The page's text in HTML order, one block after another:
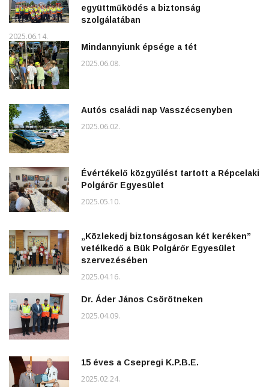
együttműködés a biztonság
szolgálatában
2025.06.14.
Mindannyiunk épsége a tét
2025.06.08.
Autós családi nap Vasszécsenyben
2025.06.02.
Évértékelő közgyűlést tartott a Répcelaki
Polgárőr Egyesület
2025.05.10.
„Közlekedj biztonságosan két keréken”
vetélkedő a Bük Polgárőr Egyesület
szervezésében
2025.04.16.
Dr. Áder János Csörötneken
2025.04.09.
15 éves a Csepregi K.P.B.E.
2025.02.24.